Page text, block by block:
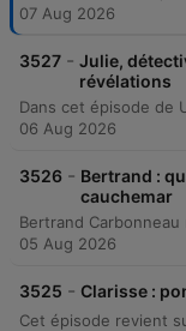
07 Aug 2026
3527 - Julie,
révélations
06 Aug 2026
3526 - Bertrand :
cauchemar
05 Aug 2026
3525 - Clarisse :